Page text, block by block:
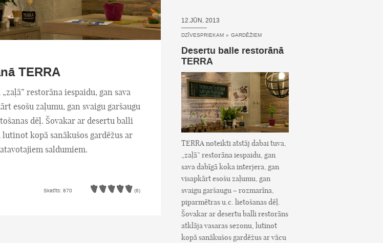
TERRA
restorāna iespaidu, gan sava
esošu zaļumu, gan svaigu garšaugu
dēļ. Šovakar ar desertu balli
kopā sanākušos gardēžus ar
saldumiem.
Skatīts: 870 (6)
12.JŪN, 2013
DZĪVESPRIEKAM » GARDĒŽIEM
Desertu balle restorānā
TERRA
TERRA noteikti atstāj dabai tuva,
„zaļā” restorāna iespaidu, gan
sava dabīgā koka interjera, gan
visapkārt esošu zaļumu, gan
svaigu garšaugu – rozmarīna,
piparmētras u.c. lietošanas dēļ.
Šovakar ar desertu balli restorāns
atklāja vasaras sezonu, lutinot
kopā sanākušos gardēžus ar vācu